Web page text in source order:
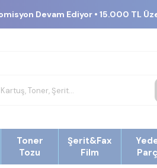
Devam Ediyor • 15.000 TL
Toner
Tozu
Şerit&Fax
Film